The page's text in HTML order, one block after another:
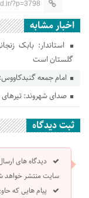
?p=3798
اخبار مشابه
گلستان است
امام جمعه
صدای شهروند:
ثبت دیدگاه
دیدگاه های
سایت منتشر خواهد
پیام هایی که